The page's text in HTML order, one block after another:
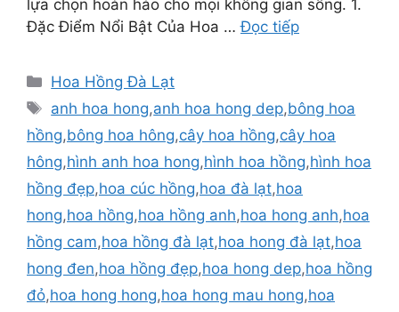
lựa chọn hoàn hảo cho mọi không gian sống. 1.
Đặc Điểm Nổi Bật Của Hoa …Đọc tiếp
Danh
mục
Hoa Hồng Đà Lạt
Thẻ
anh hoa hong,anh hoa hong dep,bông hoa
hồng,bông hoa hông,cây hoa hồng,cây hoa
hông,hình anh hoa hong,hình hoa hồng,hình hoa
hồng đẹp,hoa cúc hồng,hoa đà lạt,hoa
hong,hoa hồng,hoa hồng anh,hoa hong anh,hoa
hồng cam,hoa hồng đà lạt,hoa hong đà lạt,hoa
hong đen,hoa hồng đẹp,hoa hong dep,hoa hồng
đỏ,hoa hong hong,hoa hong mau hong,hoa